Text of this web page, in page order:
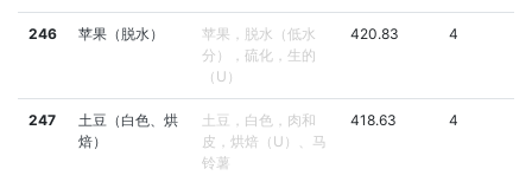
246 苹果（脱水）
苹果，脱水（低水
分），硫化，生的
（U）
420.83 4
247
土豆（白色、烘
焙）
土豆，白色，肉和
皮，烘焙（U）、马
铃薯
418.63 4